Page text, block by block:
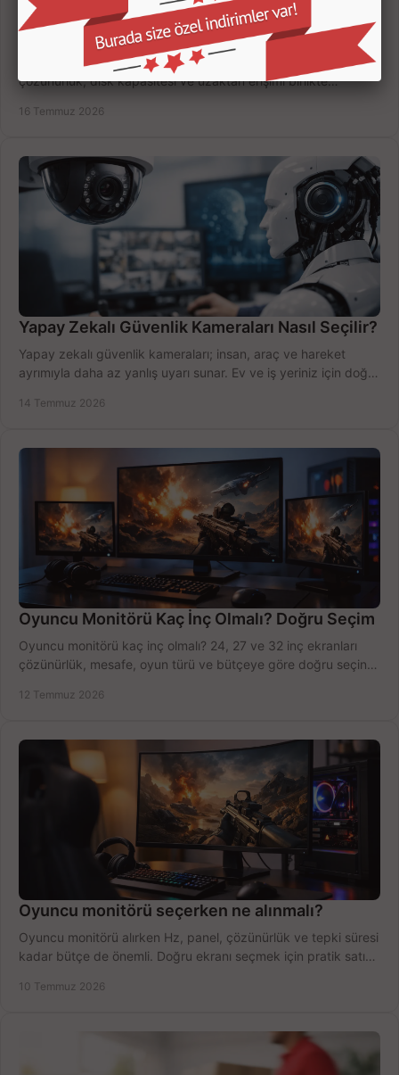
Kamera Kayıt Cihazı İncelemesi Nasıl Yapılır?
Kamera kayıt cihazı incelemesi yaparken kanal sayısı,
çözünürlük, disk kapasitesi ve uzaktan erişimi birlikte
16 Temmuz 2026
Yapay Zekalı Güvenlik Kameraları Nasıl Seçilir?
Yapay zekalı güvenlik kameraları; insan, araç ve hareket
ayrımıyla daha az yanlış uyarı sunar. Ev ve iş yeriniz için doğru
14 Temmuz 2026
Oyuncu Monitörü Kaç İnç Olmalı? Doğru Seçim
Oyuncu monitörü kaç inç olmalı? 24, 27 ve 32 inç ekranları
çözünürlük, mesafe, oyun türü ve bütçeye göre doğru seçin,
12 Temmuz 2026
Oyuncu monitörü seçerken ne alınmalı?
Oyuncu monitörü alırken Hz, panel, çözünürlük ve tepki süresi
kadar bütçe de önemli. Doğru ekranı seçmek için pratik satın
10 Temmuz 2026